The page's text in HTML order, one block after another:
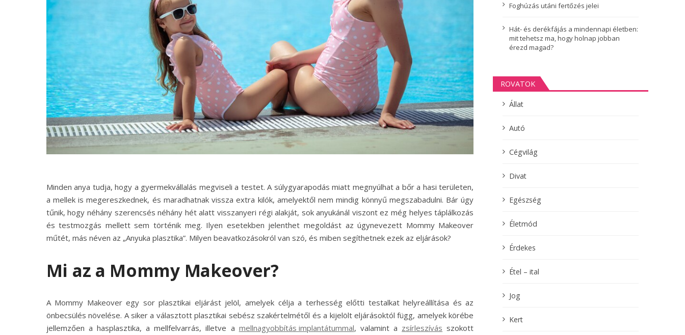
Minden anya tudja, hogy a gyermekvállalás megviseli a testet. A súlygyarapodás miatt megnyúlhat a bőr a hasi területen,
a mellek is megereszkednek, és maradhatnak vissza extra kilók, amelyektől nem mindig könnyű megszabadulni. Bár úgy
tűnik, hogy néhány szerencsés néhány hét alatt visszanyeri régi alakját, sok anyukánál viszont ez még helyes táplálkozás
és testmozgás mellett sem történik meg. Ilyen esetekben jelenthet megoldást az úgynevezett Mommy Makeover
műtét, más néven az „Anyuka plasztika”. Milyen beavatkozásokról van szó, és miben segíthetnek ezek az eljárások?
Mi az a Mommy Makeover?
A Mommy Makeover egy sor plasztikai eljárást jelöl, amelyek célja a terhesség előtti testalkat helyreállítása és az
önbecsülés növelése. A siker a választott plasztikai sebész szakértelmétől és a kijelölt eljárásoktól függ, amelyek körébe
jellemzően a hasplasztika, a mellfelvarrás, illetve a mellnagyobbítás implantátummal, valamint a zsírleszívás szokott
Foghúzás utáni fertőzés jelei
Hát- és derékfájás a mindennapi életben:
mit tehetsz ma, hogy holnap jobban
érezd magad?
ROVATOK
Állat
Autó
Cégvilág
Divat
Egészség
Életmód
Érdekes
Étel – ital
Jog
Kert